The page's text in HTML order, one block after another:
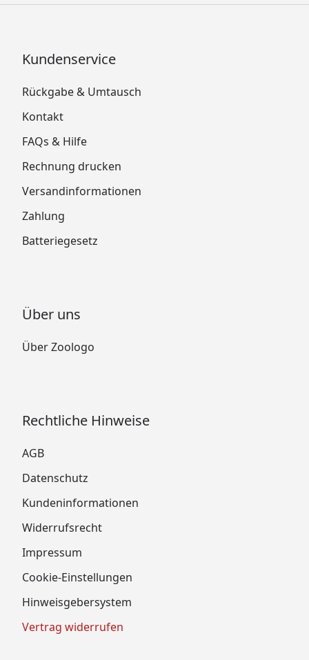
Kundenservice
Rückgabe & Umtausch
Kontakt
FAQs & Hilfe
Rechnung drucken
Versandinformationen
Zahlung
Batteriegesetz
Über uns
Über Zoologo
Rechtliche Hinweise
AGB
Datenschutz
Kundeninformationen
Widerrufsrecht
Impressum
Cookie-Einstellungen
Hinweisgebersystem
Vertrag widerrufen